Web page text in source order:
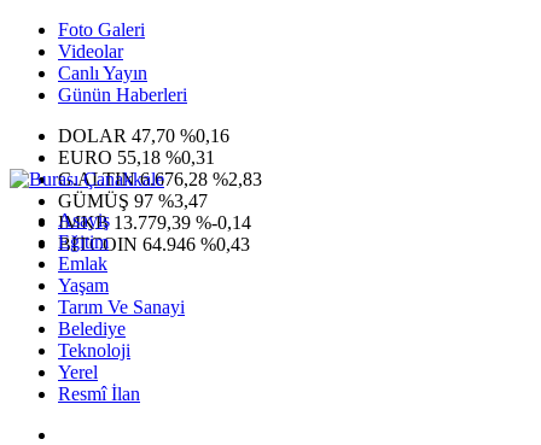
Foto Galeri
Videolar
Canlı Yayın
Günün Haberleri
DOLAR 47,70 %0,16
EURO 55,18 %0,31
G.ALTIN6.676,28 %2,83
GÜMÜŞ 97 %3,47
IMKB 13.779,39 %-0,14
BITCOIN 64.946 %0,43
Asayiş
Eğitim
Emlak
Yaşam
Tarım Ve Sanayi
Belediye
Teknoloji
Yerel
Resmî İlan